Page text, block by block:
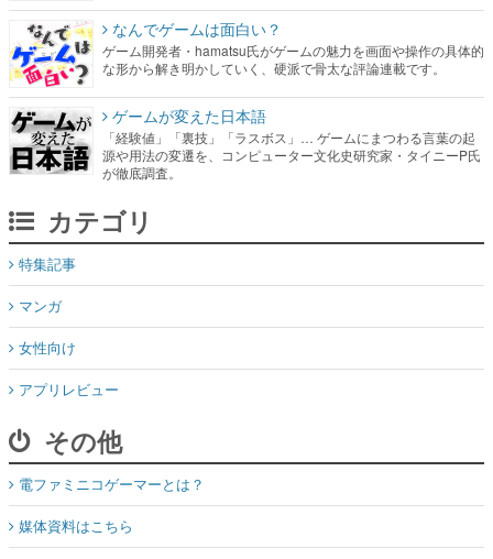
なんでゲームは面白い？
ゲーム開発者・hamatsu氏がゲームの魅力を画面や操作の具体的
な形から解き明かしていく、硬派で骨太な評論連載です。
ゲームが変えた日本語
「経験値」「裏技」「ラスボス」… ゲームにまつわる言葉の起
源や用法の変遷を、コンピューター文化史研究家・タイニーP氏
が徹底調査。
カテゴリ
特集記事
マンガ
女性向け
アプリレビュー
その他
電ファミニコゲーマーとは？
媒体資料はこちら